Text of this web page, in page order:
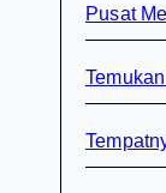
Pusat